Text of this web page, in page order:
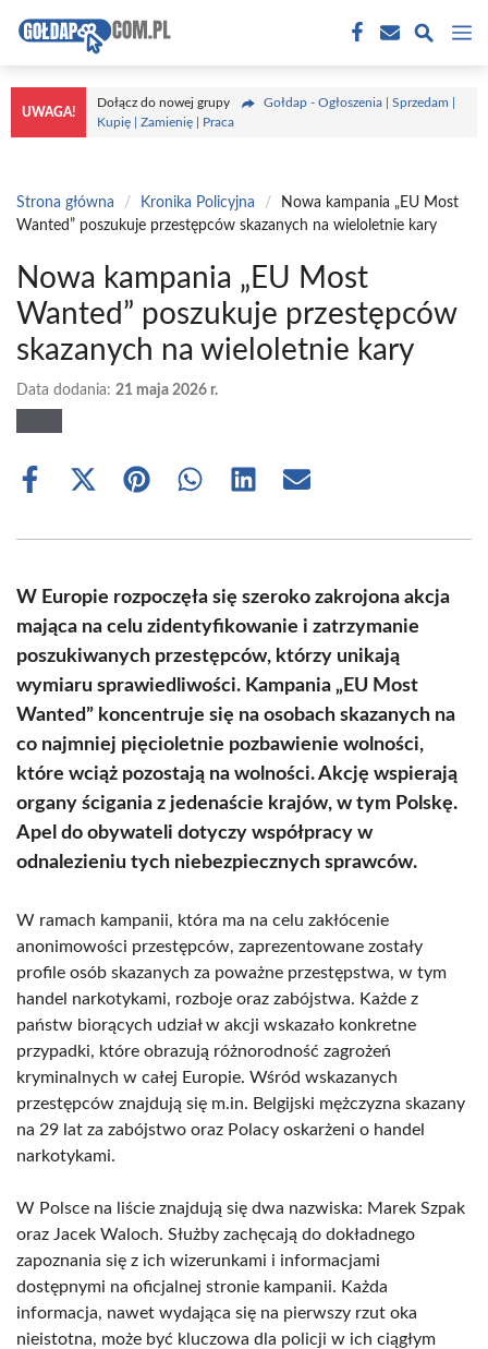
treści
UWAGA!
Dołącz do nowej grupy
Gołdap - Ogłoszenia | Sprzedam |
Kupię | Zamienię | Praca
Strona główna / Kronika Policyjna /
Nowa kampania „EU Most
Wanted” poszukuje przestępców skazanych na wieloletnie kary
Nowa kampania „EU Most
Wanted” poszukuje przestępców
skazanych na wieloletnie kary
Data dodania: 21 maja 2026 r.
Share
Share
(Twitter)
Share Share Share Share
W Europie rozpoczęła się szeroko zakrojona akcja
mająca na celu zidentyfikowanie i zatrzymanie
poszukiwanych przestępców, którzy unikają
wymiaru sprawiedliwości. Kampania „EU Most
Wanted” koncentruje się na osobach skazanych na
co najmniej pięcioletnie pozbawienie wolności,
które wciąż pozostają na wolności. Akcję wspierają
organy ścigania z jedenaście krajów, w tym Polskę.
Apel do obywateli dotyczy współpracy w
odnalezieniu tych niebezpiecznych sprawców.
W ramach kampanii, która ma na celu zakłócenie
anonimowości przestępców, zaprezentowane zostały
profile osób skazanych za poważne przestępstwa, w tym
handel narkotykami, rozboje oraz zabójstwa. Każde z
państw biorących udział w akcji wskazało konkretne
przypadki, które obrazują różnorodność zagrożeń
kryminalnych w całej Europie. Wśród wskazanych
przestępców znajdują się m.in. Belgijski mężczyzna skazany
na 29 lat za zabójstwo oraz Polacy oskarżeni o handel
narkotykami.
W Polsce na liście znajdują się dwa nazwiska: Marek Szpak
oraz Jacek Waloch. Służby zachęcają do dokładnego
zapoznania się z ich wizerunkami i informacjami
dostępnymi na oficjalnej stronie kampanii. Każda
informacja, nawet wydająca się na pierwszy rzut oka
nieistotna, może być kluczowa dla policji w ich ciągłym